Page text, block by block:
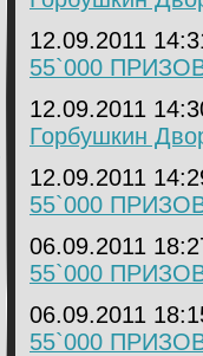
12.09.2011
55`000
12.09.2011
Горбушкин
12.09.2011
55`000
06.09.2011
55`000
06.09.2011
55`000